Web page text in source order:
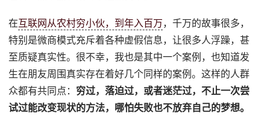
在互联网从农村穷小伙，到年入百万，千万的故事很多，
特别是微商模式充斥着各种虚假信息，让很多人浮躁，甚
至质疑真实性。很不幸，我也是其中一个案例，也知道发
生在朋友周围真实存在着好几个同样的案例。这样的人群
众都有共同点： 穷过，落迫过，或者迷茫过，不止一次尝
试过能改变现状的方法，哪怕失败也不放弃自己的梦想。